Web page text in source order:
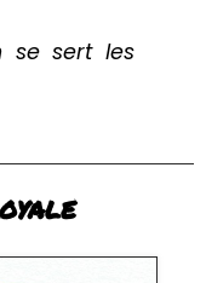
se sert les